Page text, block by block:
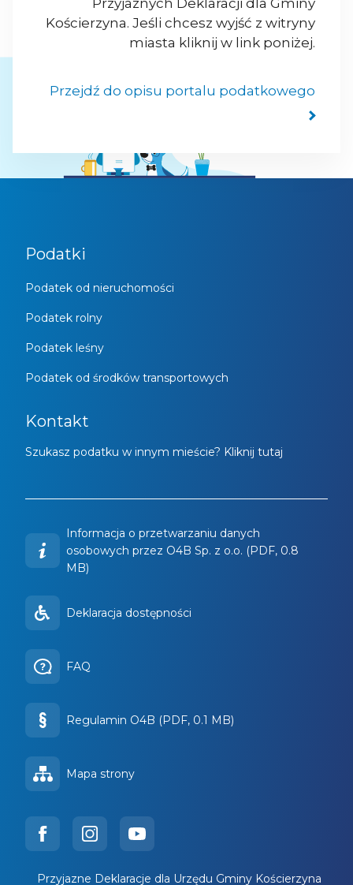
Przyjaznych Deklaracji dla Gminy
Kościerzyna. Jeśli chcesz wyjść z witryny
miasta kliknij w link poniżej.
Przejdź do opisu portalu podatkowego
Podatki
Podatek od nieruchomości
Podatek rolny
Podatek leśny
Podatek od środków transportowych
Kontakt
Szukasz podatku w innym mieście? Kliknij tutaj
Informacja o przetwarzaniu danych
osobowych przez O4B Sp. z o.o. (PDF, 0.8
MB)
Deklaracja dostępności
FAQ
Regulamin O4B (PDF, 0.1 MB)
Mapa strony
Przyjazne Deklaracje dla Urzędu Gminy Kościerzyna